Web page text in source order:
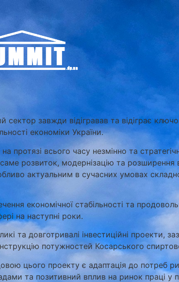
сектор завжди відігравав та відіграє
економіки України.
на протязі всього часу незмінно та
саме розвиток, модернізацію та
актуальним в сучасних умовах
економічної стабільності та
на наступні роки.
та довготривалі інвестиційні проекти,
потужностей Косарського
цього проекту є адаптація до потреб
та позитивний вплив на ринок праці у